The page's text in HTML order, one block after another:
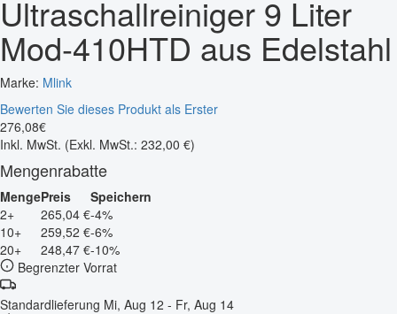
Ultraschallreiniger 9 Liter
Mod-410HTD aus Edelstahl
Marke: Mlink
Bewerten Sie dieses Produkt als Erster
276,08€
Inkl. MwSt. (Exkl. MwSt.: 232,00 €)
Mengenrabatte
MengePreis
Speichern
2+
265,04 €-4%
10+
259,52 €-6%
20+
248,47 €-10%
Begrenzter Vorrat
Standardlieferung Mi, Aug 12 - Fr, Aug 14